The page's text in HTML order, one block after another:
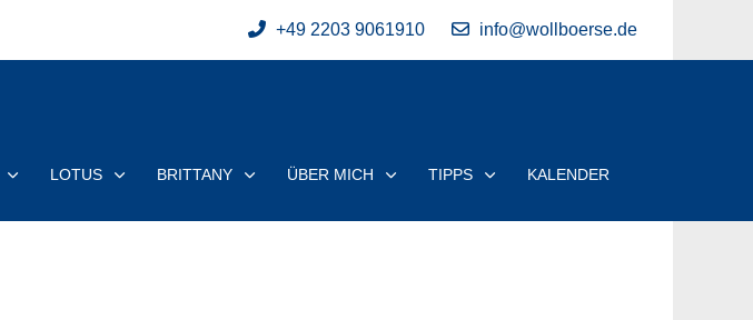
+49 2203 9061910 info@wollboerse.de
LOTUS BRITTANY ÜBER MICH TIPPS KALENDER